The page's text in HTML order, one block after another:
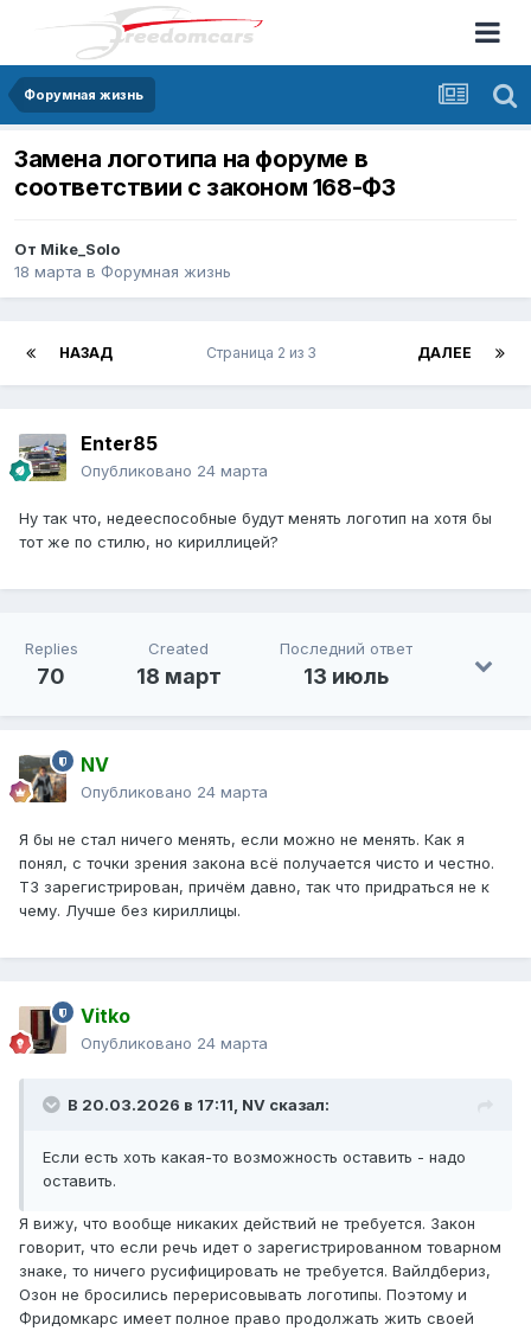
Форумная жизнь
Замена логотипа на форуме в
соответствии с законом 168-ФЗ
От Mike_Solo
18 марта в Форумная жизнь
НАЗАД ДАЛЕЕ
Страница 2 из 3
Enter85
Опубликовано 24 марта
Ну так что, недееспособные будут менять логотип на хотя бы
тот же по стилю, но кириллицей?
Replies
70
Created
18 март
Последний ответ
13 июль
NV
Опубликовано 24 марта
Я бы не стал ничего менять, если можно не менять. Как я
понял, с точки зрения закона всё получается чисто и честно.
ТЗ зарегистрирован, причём давно, так что придраться не к
чему. Лучше без кириллицы.
Vitko
Опубликовано 24 марта
В 20.03.2026 в 17:11, NV сказал:
Если есть хоть какая-то возможность оставить - надо
оставить.
Я вижу, что вообще никаких действий не требуется. Закон
говорит, что если речь идет о зарегистрированном товарном
знаке, то ничего русифицировать не требуется. Вайлдбериз,
Озон не бросились перерисовывать логотипы. Поэтому и
Фридомкарс имеет полное право продолжать жить своей